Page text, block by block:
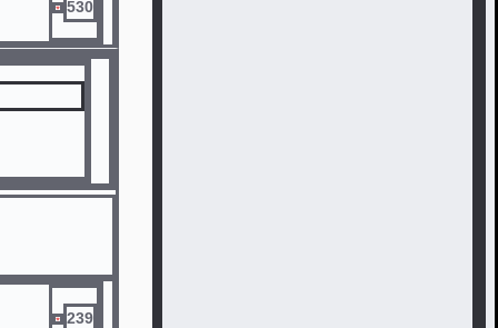
530
239